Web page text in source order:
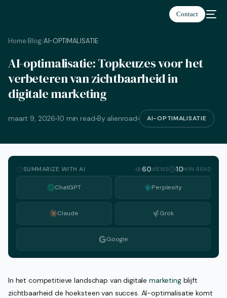
Contact
Home/Blog/AI-OPTIMALISATIE
AI-optimalisatie: Topkeuzes voor het
verbeteren van zichtbaarheid in
digitale marketing
maart 9, 2026 10 min read By alienroad AI-OPTIMALISATIE
SUMMARIZE WITH AI 60VIEWS 10MIN READ
ChatGPT Perplexity
Claude Grok
Google
In het competitieve landschap van digitale marketingblijft
zichtbaarheid de hoeksteen van succes. AI-optimalisatie komt
Nederlands